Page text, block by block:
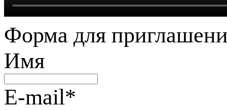
Форма для
Имя
E-mail*